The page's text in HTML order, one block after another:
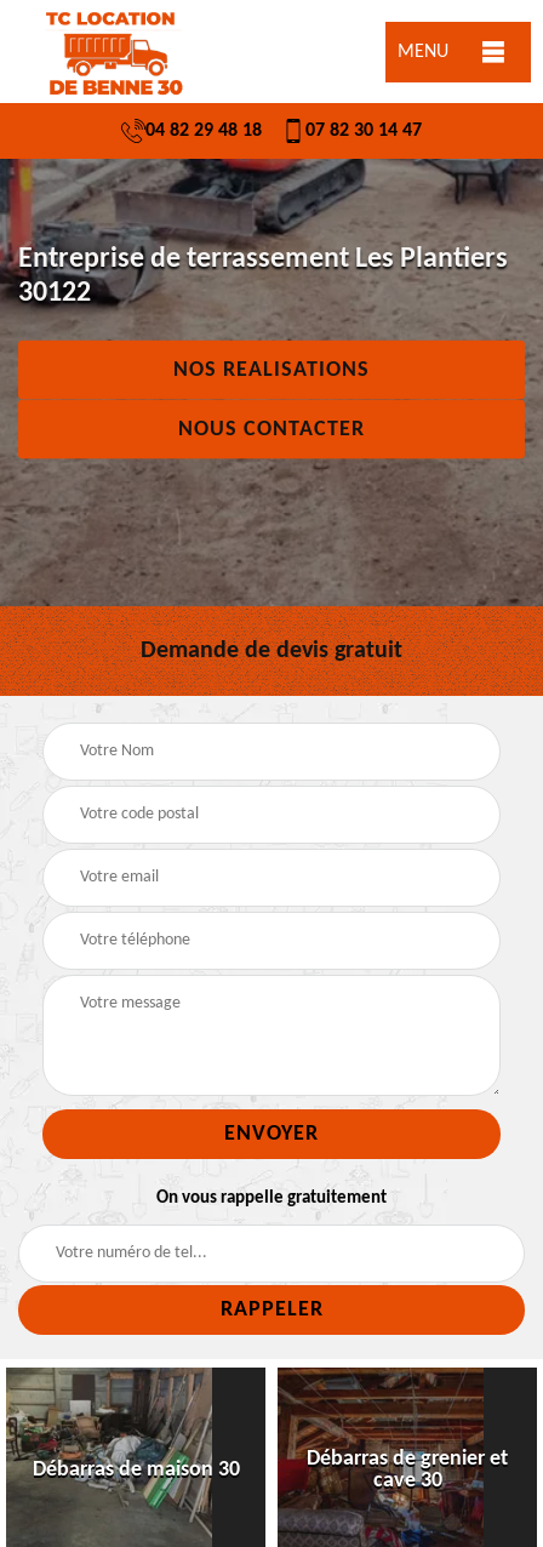
MENU
04 82 29 48 18 07 82 30 14 47
Entreprise de terrassement Les Plantiers
30122
NOS REALISATIONS
NOUS CONTACTER
Demande de devis gratuit
On vous rappelle gratuitement
Débarras de maison 30
Débarras de grenier et
cave 30